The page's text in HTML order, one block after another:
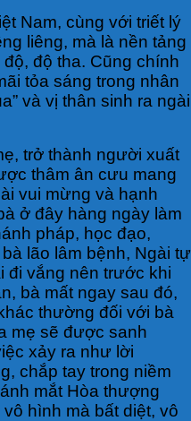
Nam, cùng với triết lý
liêng, mà là nền tảng
độ tha. Cũng chính
tỏa sáng trong nhân
và vị thân sinh ra ngài
trở thành người xuất
thâm ân cưu mang
vui mừng và hạnh
ở đây hàng ngày làm
pháp, học đạo,
lão lâm bệnh, Ngài tự
đi vắng nên trước khi
bà mất ngay sau đó,
thường đối với bà
mẹ sẽ được sanh
xảy ra như lời
chắp tay trong niềm
mắt Hòa thượng
hình mà bất diệt, vô